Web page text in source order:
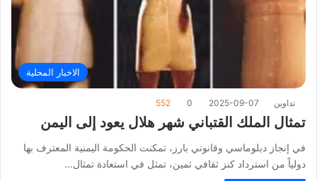
الاخبار المحلية
تداوين 2025-09-07
0
552
تمثال الملك القتباني شهر هلال يعود إلى اليمن
في إنجاز دبلوماسي وقانوني بارز، تمكنت الحكومة اليمنية المعترف بها
دولياً من استرداد كنز ثقافي ثمين، تمثل في استعادة تمثال…